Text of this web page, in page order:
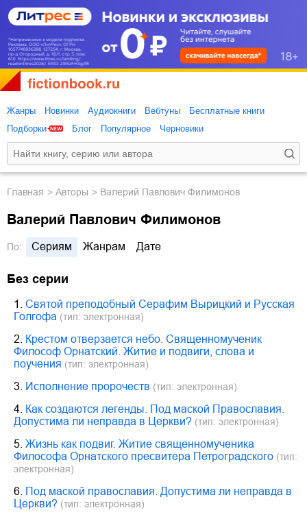
Жанры Новинки Аудиокниги Вебтуны
Бесплатные книги
Подборки
Блог Популярное Черновики
Главная Авторы Валерий Павлович Филимонов
Валерий Павлович Филимонов
По: Сериям Жанрам Дате
Без серии
1. Святой преподобный Серафим Вырицкий и Русская
Голгофа (тип: электронная)
2.
Крестом отверзается небо. Священномученик
Философ Орнатский. Житие и подвиги, слова и
поучения (тип: электронная)
3. Исполнение пророчеств (тип: электронная)
4. Как создаются легенды. Под маской Православия.
Допустима ли неправда в Церкви? (тип: электронная)
5. Жизнь как подвиг. Житие священномученика
Философа Орнатского пресвитера Петроградского (тип:
электронная)
6. Под маской православия. Допустима ли неправда в
Церкви? (тип: электронная)